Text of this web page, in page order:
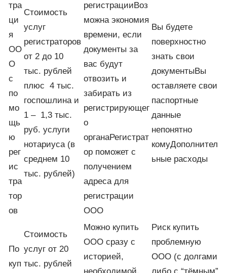
тра
ци
я
ОО
О
с
по
мо
щь
ю
рег
ис
тра
тор
ов
Стоимость
услуг
регистраторов
от 2 до 10
тыс. рублей
плюс 4 тыс.
госпошлина и
1 – 1,3 тыс.
руб. услуги
нотариуса (в
среднем 10
тыс. рублей)
регистрацииВоз
можна экономия
времени, если
документы за
вас будут
отвозить и
забирать из
регистрирующег
о
органаРегистрат
ор поможет с
получением
адреса для
регистрации
ООО
Вы будете
поверхностно
знать свои
документыВы
оставляете свои
паспортные
данные
непонятно
комуДополнител
ьные расходы
По
куп
Стоимость
услуг от 20
тыс. рублей
Можно купить
ООО сразу с
историей,
Риск купить
проблемную
ООО (с долгами